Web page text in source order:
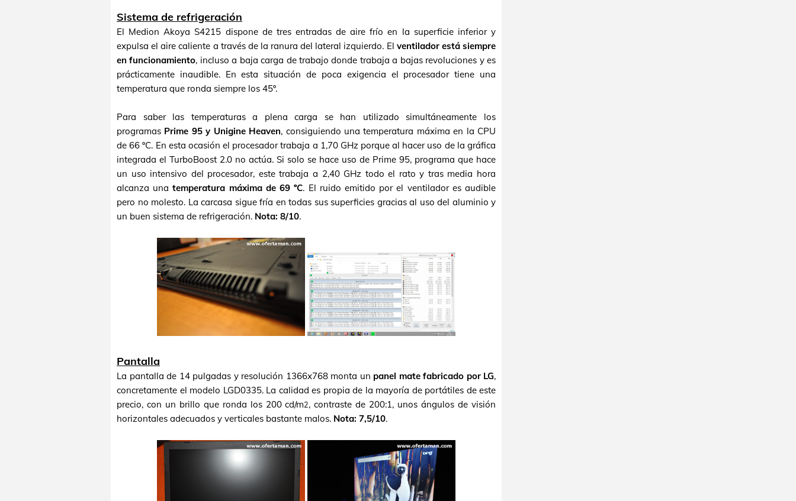
Sistema de refrigeración
El Medion Akoya S4215 dispone de tres entradas de aire frío en la superficie inferior y
expulsa el aire caliente a través de la ranura del lateral izquierdo. El ventilador está siempre
en funcionamiento, incluso a baja carga de trabajo donde trabaja a bajas revoluciones y es
prácticamente inaudible. En esta situación de poca exigencia el procesador tiene una
temperatura que ronda siempre los 45º.
Para saber las temperaturas a plena carga se han utilizado simultáneamente los
programas Prime 95 y Unigine Heaven, consiguiendo una temperatura máxima en la CPU
de 66 ºC. En esta ocasión el procesador trabaja a 1,70 GHz porque al hacer uso de la gráfica
integrada el TurboBoost 2.0 no actúa. Si solo se hace uso de Prime 95, programa que hace
un uso intensivo del procesador, este trabaja a 2,40 GHz todo el rato y tras media hora
alcanza unatemperatura máxima de 69 ºC. El ruido emitido por el ventilador es audible
pero no molesto. La carcasa sigue fría en todas sus superficies gracias al uso del aluminio y
un buen sistema de refrigeración. Nota: 8/10.
Pantalla
La pantalla de 14 pulgadas y resolución 1366x768 monta un panel mate fabricado por LG,
concretamente el modelo LGD0335. La calidad es propia de la mayoría de portátiles de este
precio, con un brillo que ronda los 200 cd/m2, contraste de 200:1, unos ángulos de visión
horizontales adecuados y verticales bastante malos. Nota: 7,5/10.